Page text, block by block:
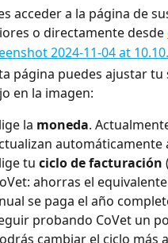
acceder a la página de
o directamente desde
página puedes ajustar
en la imagen:
la moneda.
automáticamente
tu ciclo de facturación (
ahorras el
se paga el año
probando CoVet un
cambiar el ciclo más